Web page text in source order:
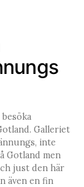
Galleriet
inte
Gotland men
just den här
även en fin